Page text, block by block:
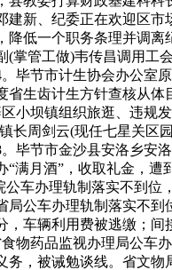
建新、纪委正在欢迎区
降低一个职务条理并调
(掌管工做)韦传昌调用工
毕节市计生协会办公室
省生齿计生方针查核从
小坝镇组织旅逛、违规
长周剑云(现任七星关区
毕节市金沙县安洛乡安
“满月酒”，收取礼金，
公车办理轨制落实不到位
局公车办理轨制落实不
，车辆利用费被逃缴；
物药品监视办理局公车
务，被诫勉谈线。省文